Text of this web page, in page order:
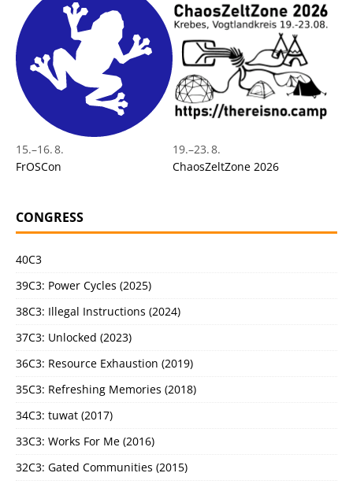
15.–16. 8.
FrOSCon
19.–23. 8.
ChaosZeltZone 2026
CONGRESS
40C3
39C3: Power Cycles (2025)
38C3: Illegal Instructions (2024)
37C3: Unlocked (2023)
36C3: Resource Exhaustion (2019)
35C3: Refreshing Memories (2018)
34C3: tuwat (2017)
33C3: Works For Me (2016)
32C3: Gated Communities (2015)